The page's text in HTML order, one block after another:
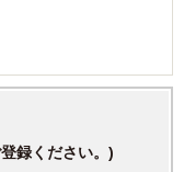
録ください。)